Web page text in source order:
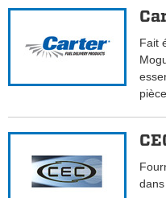
Fait
dans